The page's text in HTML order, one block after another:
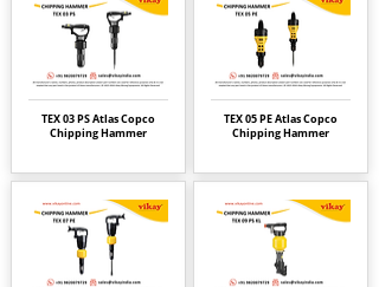
TEX 03 PS Atlas Copco
Chipping Hammer
TEX 05 PE Atlas Copco
Chipping Hammer